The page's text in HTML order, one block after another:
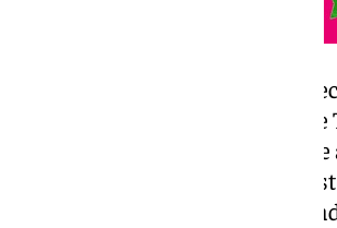
Así se ha pronunciado Rafael
Sevilla, tras las declaraciones
Parlamento de Andalucía,
es activar los organismos
depurar posibles